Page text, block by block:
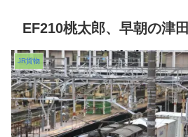
EF210桃太郎、早朝の津
JR貨物